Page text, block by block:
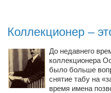
«Книголюб» —
Багетный двор
МАГАЗИН
«Павел» —
Коллекционер –
До недавнего
коллекционера
было больше
снятие табу на
время имена